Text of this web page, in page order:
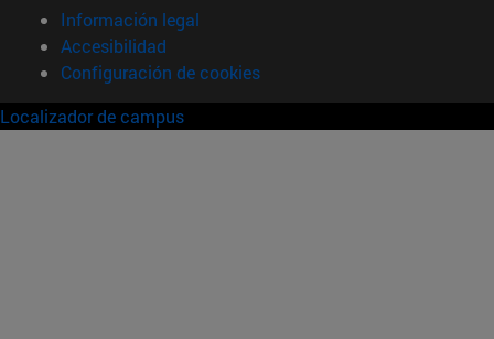
Información legal
Accesibilidad
Configuración de cookies
Localizador de campus